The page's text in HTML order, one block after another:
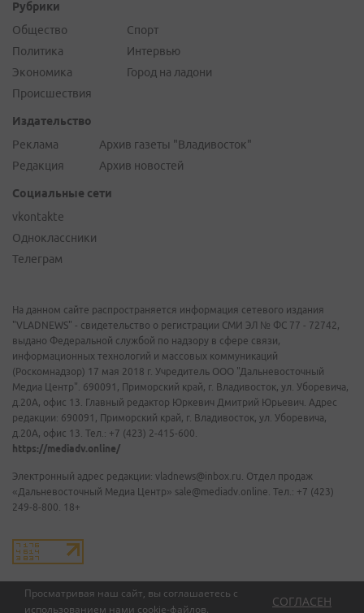
Просматривая наш сайт, вы соглашаетесь с
использованием нами cookie-файлов.
СОГЛАСЕН
Рубрики
Общество
Политика
Экономика
Происшествия
Спорт
Интервью
Город на ладони
Издательство
Реклама
Редакция
Архив газеты "Владивосток"
Архив новостей
Социальные сети
vkontakte
Одноклассники
Телеграм
На данном сайте распространяется информация сетевого издания
"VLADNEWS" - свидетельство о регистрации СМИ ЭЛ № ФС 77 - 72742,
выдано Федеральной службой по надзору в сфере связи,
информационных технологий и массовых коммуникаций
(Роскомнадзор) 17 мая 2018 г. Учредитель ООО "Дальневосточный
Медиа Центр". 690091, Приморский край, г. Владивосток, ул. Уборевича,
д.20А, офис 13. Главный редактор Юркевич Дмитрий Юрьевич. Адрес
редакции: 690091, Приморский край, г. Владивосток, ул. Уборевича,
д.20А, офис 13. Тел.: +7 (423) 2-415-600.
https://mediadv.online/
Электронный адрес редакции: vladnews@inbox.ru. Отдел продаж
«Дальневосточный Медиа Центр» sale@mediadv.online. Тел.: +7 (423)
249-8-800. 18+